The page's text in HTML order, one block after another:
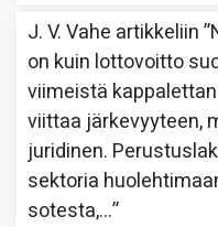
J. V. Vahe artikkeliin
on kuin lottovoitto
viimeistä
viittaa järkevyyteen,
juridinen.
sektoria
sotesta,…”